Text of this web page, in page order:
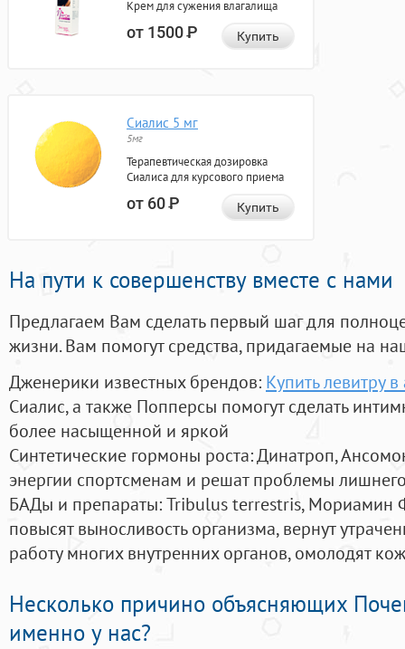
Крем для сужения влагалища
от 1500Р Купить
Сиалис 5 мг
5мг
Терапевтическая дозировка
Сиалиса для курсового приема
от 60Р Купить
На пути к совершенству вместе с нами
Предлагаем Вам сделать первый шаг для
жизни. Вам помогут средства, придагаемые на
Дженерики известных брендов: Купить левитру
Сиалис, а также Попперсы помогут сделать
более насыщенной и яркой
Синтетические гормоны роста: Динатроп,
энергии спортсменам и решат проблемы
БАДы и препараты:Tribulus terrestris, Мориамин
повысят выносливость организма, вернут
работу многих внутренних органов, омолодят
Несколько причино объясняющих
именно у нас?